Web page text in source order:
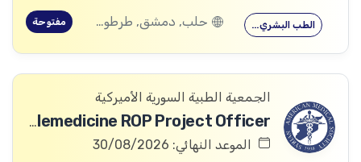
الطب البشري… حلب, دمشق, طرطوس, ريف دمشق, ديرالزور, درعا, السويداء, إدلب, القنيطرة, اللاذقية, الرقة, حمص, الحسكة, حماة مفتوحة
الجمعية الطبية السورية الأميركية
Telemedicine ROP Project Officer
الموعد النهائي: 30/08/2026